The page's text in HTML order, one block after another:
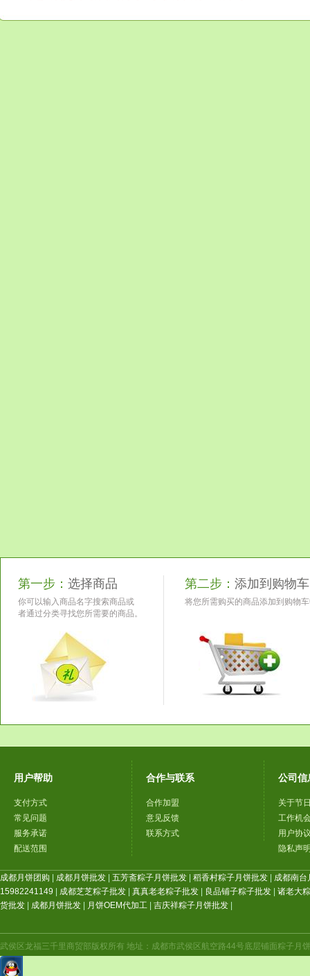
第一步： 选择商品
你可以输入商品名字搜索商品或
者通过分类寻找您所需要的商品。
第二步： 添加到购物车
将您所需购买的商品添加到购物
用户帮助
支付方式
常见问题
服务承诺
配送范围
合作与联系
合作加盟
意见反馈
联系方式
公司信
关于节
工作机
用户协
隐私声
成都月饼团购 成都月饼批发 五芳斋粽子月饼批发 稻香村粽子月饼批发
成都南台
15982241149
成都芝芝粽子批发 真真老老粽子批发 良品铺子粽子批发
诸老大
货批发
成都月饼批发 月饼OEM代加工 吉庆祥粽子月饼批发
武侯区龙福三千里商贸部版权所有 地址：成都市武侯区航空路44号底层铺面粽子